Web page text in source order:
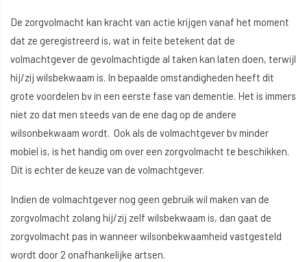
De zorgvolmacht kan kracht van actie krijgen vanaf het moment
dat ze geregistreerd is, wat in feite betekent dat de
volmachtgever de gevolmachtigde al taken kan laten doen, terwijl
hij/zij wilsbekwaam is. In bepaalde omstandigheden heeft dit
grote voordelen bv in een eerste fase van dementie. Het is immers
niet zo dat men steeds van de ene dag op de andere
wilsonbekwaam wordt. Ook als de volmachtgever bv minder
mobiel is, is het handig om over een zorgvolmacht te beschikken.
Dit is echter de keuze van de volmachtgever.
Indien de volmachtgever nog geen gebruik wil maken van de
zorgvolmacht zolang hij/zij zelf wilsbekwaam is, dan gaat de
zorgvolmacht pas in wanneer wilsonbekwaamheid vastgesteld
wordt door 2 onafhankelijke artsen.